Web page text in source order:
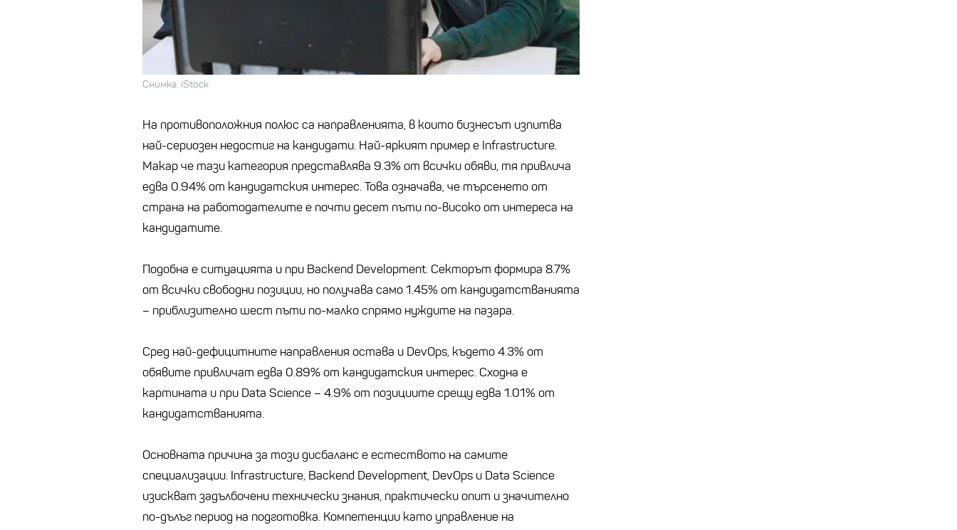
Снимка: iStock
На противоположния полюс са направленията, в които бизнесът изпитва
най-сериозен недостиг на кандидати. Най-яркият пример е Infrastructure.
Макар че тази категория представлява 9.3% от всички обяви, тя привлича
едва 0.94% от кандидатския интерес. Това означава, че търсенето от
страна на работодателите е почти десет пъти по-високо от интереса на
кандидатите.
Подобна е ситуацията и при Backend Development. Секторът формира 8.7%
от всички свободни позиции, но получава само 1.45% от кандидатстванията
– приблизително шест пъти по-малко спрямо нуждите на пазара.
Сред най-дефицитните направления остава и DevOps, където 4.3% от
обявите привличат едва 0.89% от кандидатския интерес. Сходна е
картината и при Data Science – 4.9% от позициите срещу едва 1.01% от
кандидатстванията.
Основната причина за този дисбаланс е естеството на самите
специализации. Infrastructure, Backend Development, DevOps и Data Science
изискват задълбочени технически знания, практически опит и значително
по-дълъг период на подготовка. Компетенции като управление на